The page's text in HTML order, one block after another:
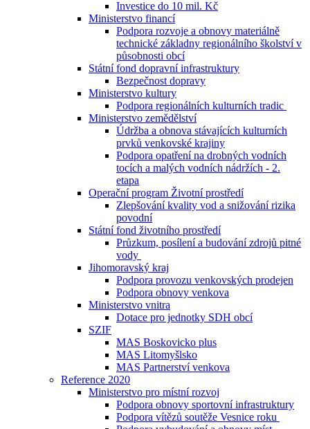
Investice do 10 mil. Kč
Ministerstvo financí
Podpora rozvoje a obnovy materiálně
technické základny regionálního školství v
působnosti obcí
Státní fond dopravní infrastruktury
Bezpečnost dopravy
Ministerstvo kultury
Podpora regionálních kulturních tradic
Ministerstvo zemědělství
Údržba a obnova stávajících kulturních
prvků venkovské krajiny
Podpora opatření na drobných vodních
tocích a malých vodních nádržích - 2.
etapa
Operační program Životní prostředí
Zlepšování kvality vod a snižování rizika
povodní
Státní fond životního prostředí
Průzkum, posílení a budování zdrojů pitné
vody
Jihomoravský kraj
Podpora provozu venkovských prodejen
Podpora obnovy venkova
Ministerstvo vnitra
Dotace pro jednotky SDH obcí
SZIF
MAS Boskovicko plus
MAS Litomyšlsko
MAS Partnerství venkova
Reference 2020
Ministerstvo pro místní rozvoj
Podpora obnovy sportovní infrastruktury
Podpora vítězů soutěže Vesnice roku